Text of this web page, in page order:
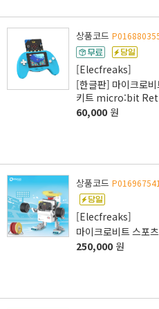
상품코드
[Elecfreaks]
[한글판] 마이크로
키트 micro:bit
60,000 원
상품코드 P016967541
[Elecfreaks]
마이크로비트 스포
250,000 원